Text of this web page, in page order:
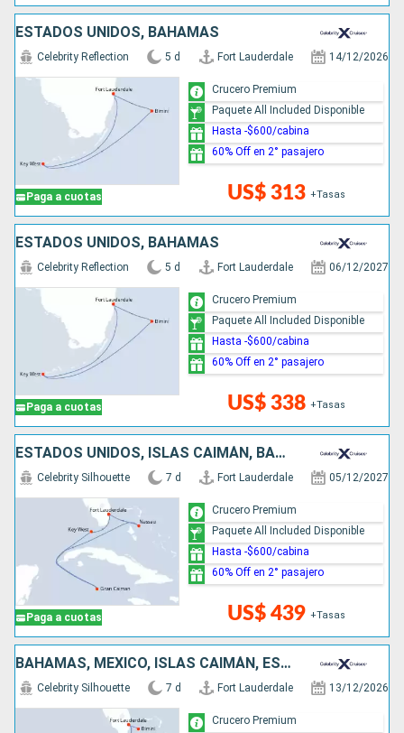
ESTADOS UNIDOS, BAHAMAS
Paga a cuotas
Celebrity Reflection 5 d Fort Lauderdale 14/12/2026
US$ 313 +Tasas
Crucero Premium
Paquete All Included Disponible
Hasta -$600/cabina
60% Off en 2° pasajero
ESTADOS UNIDOS, BAHAMAS
Paga a cuotas
Celebrity Reflection 5 d Fort Lauderdale 06/12/2027
US$ 338 +Tasas
Crucero Premium
Paquete All Included Disponible
Hasta -$600/cabina
60% Off en 2° pasajero
ESTADOS UNIDOS, ISLAS CAIMÁN, BAHAMAS
Paga a cuotas
Celebrity Silhouette 7 d Fort Lauderdale 05/12/2027
US$ 439 +Tasas
Crucero Premium
Paquete All Included Disponible
Hasta -$600/cabina
60% Off en 2° pasajero
BAHAMAS, MÉXICO, ISLAS CAIMÁN, ESTADOS UNIDOS
Celebrity Silhouette 7 d Fort Lauderdale 13/12/2026
Crucero Premium